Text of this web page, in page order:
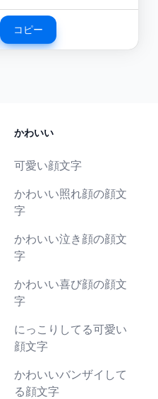
コピー
かわいい
可愛い顔文字
かわいい照れ顔の顔文
字
かわいい泣き顔の顔文
字
かわいい喜び顔の顔文
字
にっこりしてる可愛い
顔文字
かわいいバンザイして
る顔文字